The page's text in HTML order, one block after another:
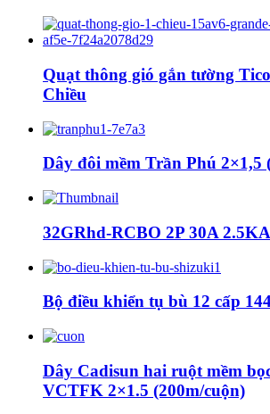
Quạt thông gió gắn tường
Chiều
Dây đôi mềm Trần Phú 2×1,5
32GRhd-RCBO 2P 30A 2.5KA
Bộ điều khiển tụ bù 12 cấp
Dây Cadisun hai ruột mềm
VCTFK 2×1.5 (200m/cuộn)